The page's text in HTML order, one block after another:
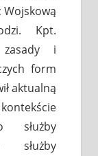
Wojskową
Kpt.
zasady i
form
aktualną
służby